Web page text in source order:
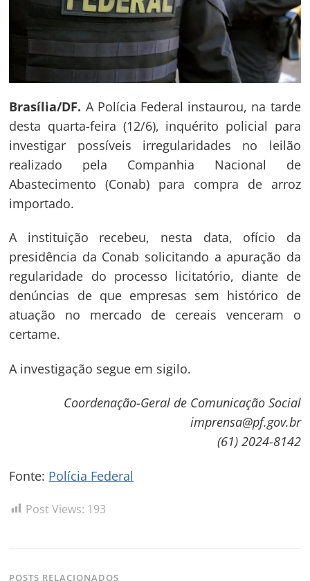
Brasília/DF. A Polícia Federal instaurou, na tarde
desta quarta-feira (12/6), inquérito policial para
investigar possíveis irregularidades no leilão
realizado pela Companhia Nacional de
Abastecimento (Conab) para compra de arroz
importado.
A instituição recebeu, nesta data, ofício da
presidência da Conab solicitando a apuração da
regularidade do processo licitatório, diante de
denúncias de que empresas sem histórico de
atuação no mercado de cereais venceram o
certame.
A investigação segue em sigilo.
Coordenação-Geral de Comunicação Social
imprensa@pf.gov.br
(61) 2024-8142
Fonte: Polícia Federal
Post Views: 193
POSTS RELACIONADOS
Navegação